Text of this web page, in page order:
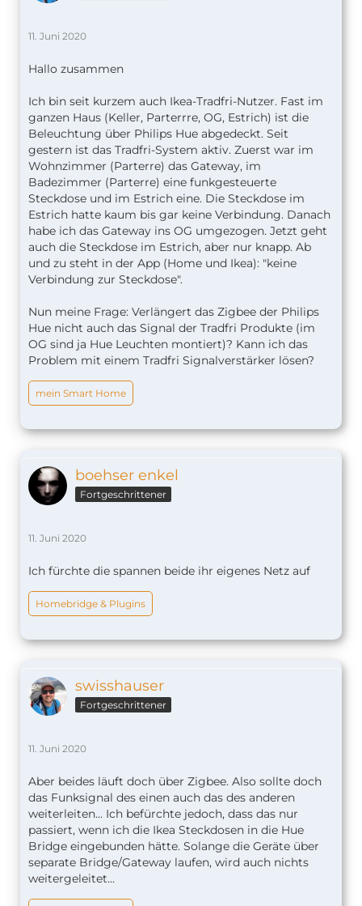
11. Juni 2020
Hallo zusammen
Ich bin seit kurzem auch Ikea-Tradfri-Nutzer. Fast im
ganzen Haus (Keller, Parterrre, OG, Estrich) ist die
Beleuchtung über Philips Hue abgedeckt. Seit
gestern ist das Tradfri-System aktiv. Zuerst war im
Wohnzimmer (Parterre) das Gateway, im
Badezimmer (Parterre) eine funkgesteuerte
Steckdose und im Estrich eine. Die Steckdose im
Estrich hatte kaum bis gar keine Verbindung. Danach
habe ich das Gateway ins OG umgezogen. Jetzt geht
auch die Steckdose im Estrich, aber nur knapp. Ab
und zu steht in der App (Home und Ikea): "keine
Verbindung zur Steckdose".
Nun meine Frage: Verlängert das Zigbee der Philips
Hue nicht auch das Signal der Tradfri Produkte (im
OG sind ja Hue Leuchten montiert)? Kann ich das
Problem mit einem Tradfri Signalverstärker lösen?
mein Smart Home
boehser enkel
Fortgeschrittener
11. Juni 2020
Ich fürchte die spannen beide ihr eigenes Netz auf
Homebridge & Plugins
swisshauser
Fortgeschrittener
11. Juni 2020
Aber beides läuft doch über Zigbee. Also sollte doch
das Funksignal des einen auch das des anderen
weiterleiten... Ich befürchte jedoch, dass das nur
passiert, wenn ich die Ikea Steckdosen in die Hue
Bridge eingebunden hätte. Solange die Geräte über
separate Bridge/Gateway laufen, wird auch nichts
weitergeleitet...